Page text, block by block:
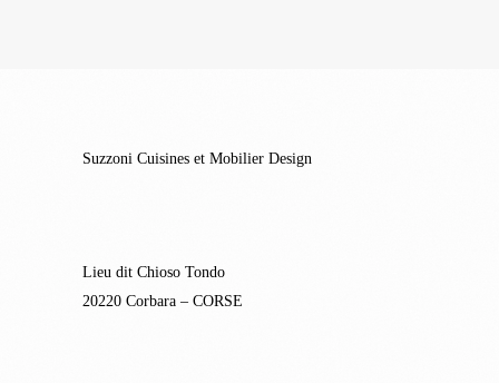
Suzzoni Cuisines et Mobilier Design
Lieu dit Chioso Tondo
20220 Corbara – CORSE